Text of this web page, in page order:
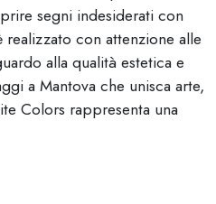
segni indesiderati con
con attenzione alle
alla qualità estetica e
a Mantova che unisca arte,
Colors rappresenta una